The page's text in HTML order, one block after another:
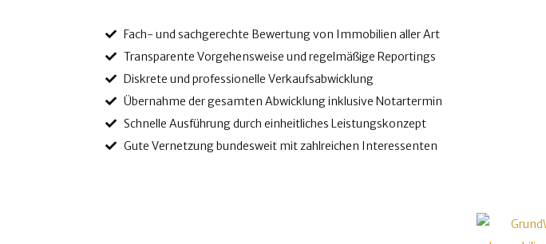
Fach- und sachgerechte Bewertung von Immobilien aller Art
Transparente Vorgehensweise und regelmäßige Reportings
Diskrete und professionelle Verkaufsabwicklung
Übernahme der gesamten Abwicklung inklusive Notartermin
Schnelle Ausführung durch einheitliches Leistungskonzept
Gute Vernetzung bundesweit mit zahlreichen Interessenten